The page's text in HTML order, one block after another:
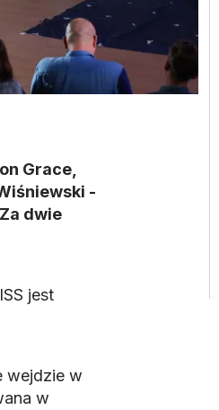
Grace,
-
dwie
jest
wejdzie w
w